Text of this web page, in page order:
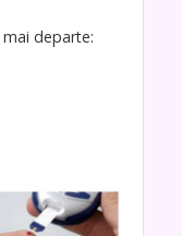
departe: